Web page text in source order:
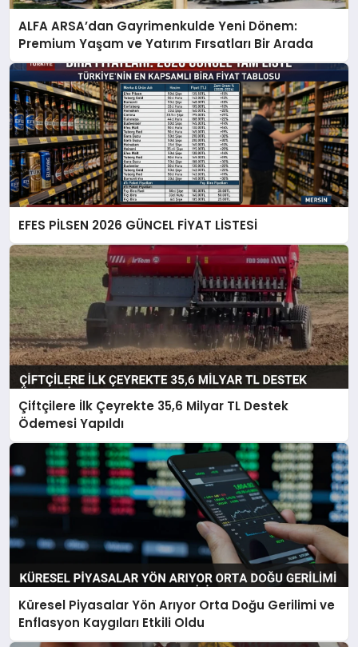
ALFA ARSA’dan Gayrimenkulde Yeni Dönem:
Premium Yaşam ve Yatırım Fırsatları Bir Arada
EFES PİLSEN 2026 GÜNCEL FİYAT LİSTESİ
Çiftçilere İlk Çeyrekte 35,6 Milyar TL Destek
Ödemesi Yapıldı
Küresel Piyasalar Yön Arıyor Orta Doğu Gerilimi ve
Enflasyon Kaygıları Etkili Oldu